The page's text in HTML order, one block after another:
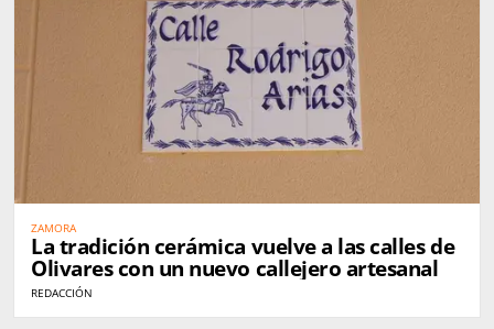
ZAMORA
La tradición cerámica vuelve a las calles de
Olivares con un nuevo callejero artesanal
REDACCIÓN